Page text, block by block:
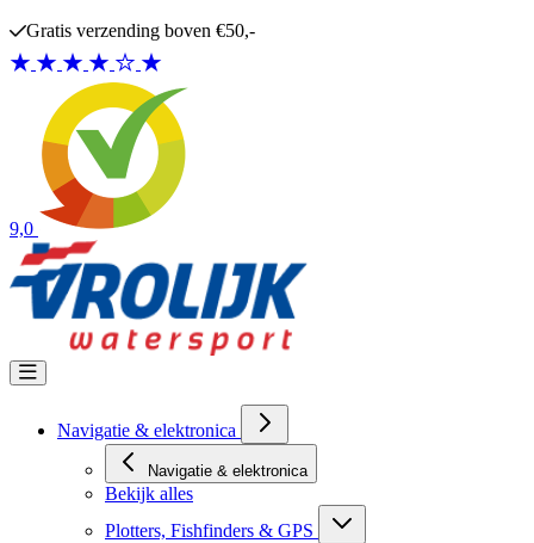
Gratis verzending boven €50,-
9,0
Navigatie & elektronica
Navigatie & elektronica
Bekijk alles
Plotters, Fishfinders & GPS